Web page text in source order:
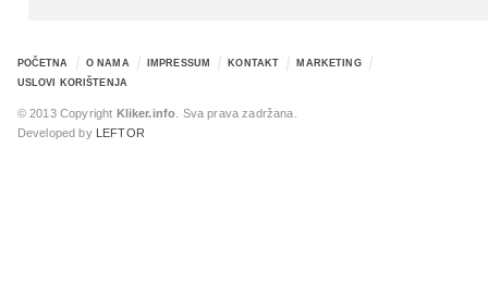
POČETNA O NAMA IMPRESSUM KONTAKT
MARKETING
USLOVI KORIŠTENJA
© 2013 Copyright Kliker.info . Sva prava zadržana.
Developed by
LEFTOR